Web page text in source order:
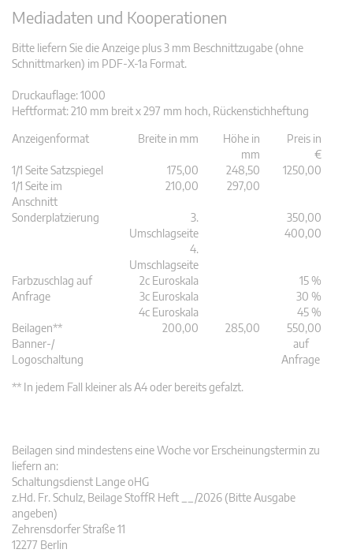
Mediadaten und Kooperationen
Bitte liefern Sie die Anzeige plus 3 mm Beschnittzugabe (ohne
Schnittmarken) im PDF-X-1a Format.
Druckauflage: 1000
Heftformat: 210 mm breit x 297 mm hoch, Rückenstichheftung
Anzeigenformat Breite in mm
Höhe in
mm
Preis in
€
1/1 Seite Satzspiegel
1/1 Seite im
Anschnitt
175,00
210,00
248,50
297,00
1250,00
Sonderplatzierung
3.
Umschlagseite
4.
Umschlagseite
350,00
400,00
Farbzuschlag auf
Anfrage
2c Euroskala
3c Euroskala
4c Euroskala
15 %
30 %
45 %
Beilagen**
200,00 285,00
550,00
Banner-/
Logoschaltung
auf
Anfrage
** In jedem Fall kleiner als A4 oder bereits gefalzt.
Beilagen sind mindestens eine Woche vor Erscheinungstermin zu
liefern an:
Schaltungsdienst Lange oHG
z.Hd. Fr. Schulz, Beilage StoffR Heft __/2026 (Bitte Ausgabe
angeben)
Zehrensdorfer Straße 11
12277 Berlin